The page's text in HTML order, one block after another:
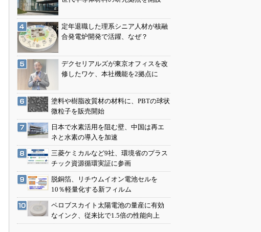
定年退職した理系シニア人材が核融
合発電炉開発で活躍、なぜ？
デクセリアルズが東京オフィスを改
修したワケ、本社機能を2拠点に
塗料や樹脂改質材の材料に、PBTの球状
微粒子を販売開始
日本で水素活用を阻む壁、中国は再エ
ネと水素の導入を加速
三菱ケミカルなど9社、環境省のプラス
チック資源循環実証に参画
脱銅箔、リチウムイオン電池セルを
10％軽量化する新フィルム
ペロブスカイト太陽電池の量産に有効
なインク、従来比で1.5倍の性能向上